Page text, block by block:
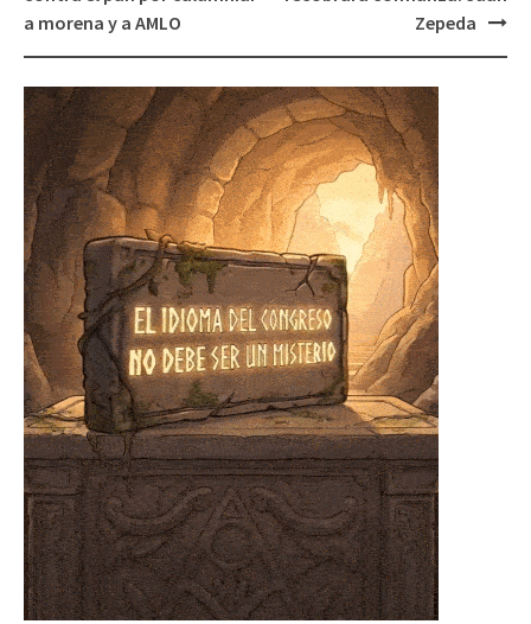
a morena y a AMLO
Zepeda